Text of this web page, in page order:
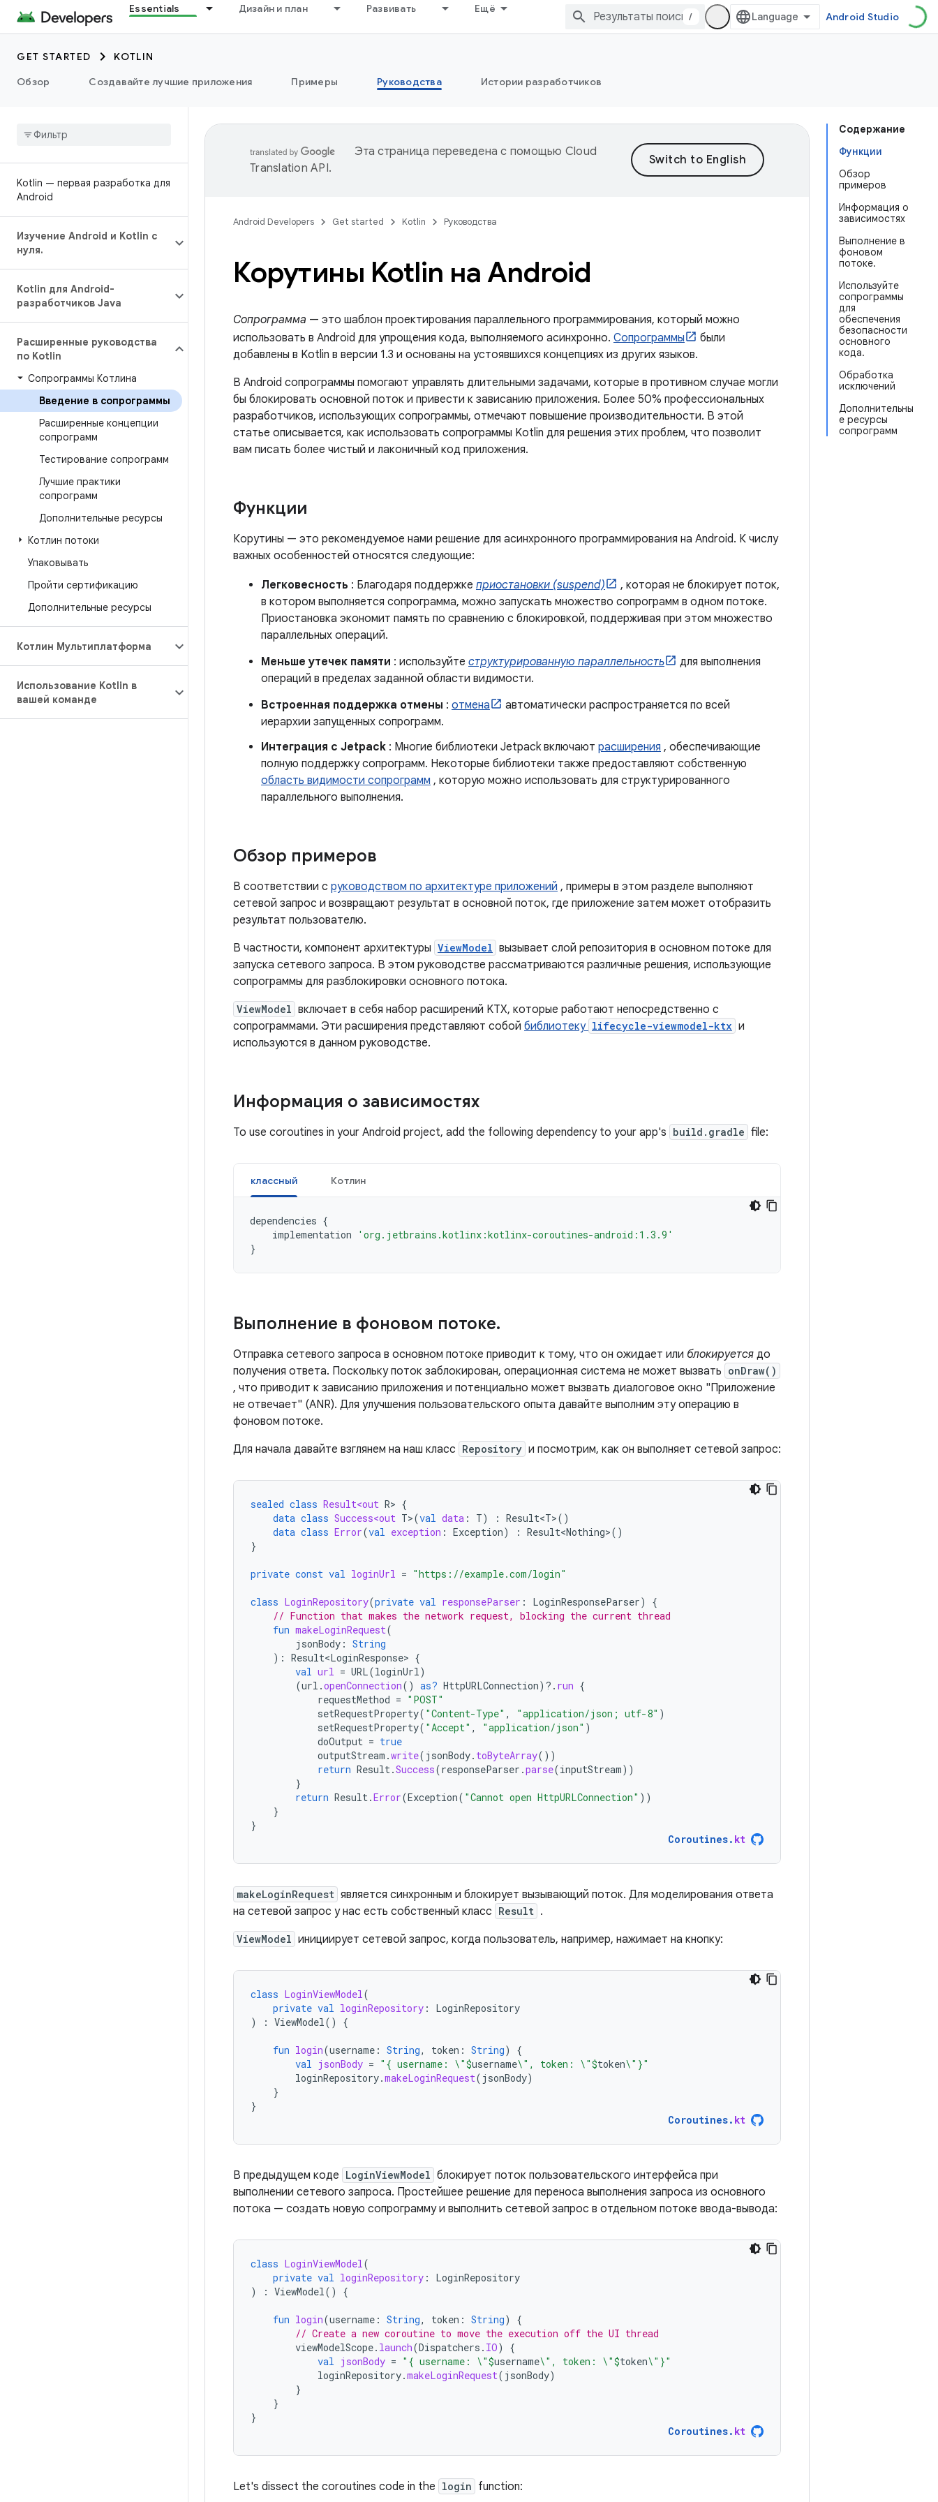
Essentials Дизайн и план Развивать Ещё
/ Android Studio
GET STARTED
KOTLIN
Обзор
Создавайте лучшие приложения Примеры Руководства Истории разработчиков
Kotlin — первая разработка для
Android
Изучение Android и Kotlin с
нуля.
Kotlin для Android-
разработчиков Java
Расширенные руководства
по Kotlin
Сопрограммы Котлина
Введение в сопрограммы
Расширенные концепции
сопрограмм
Тестирование сопрограмм
Лучшие практики
сопрограмм
Дополнительные ресурсы
Котлин потоки
Упаковывать
Пройти сертификацию
Дополнительные ресурсы
Котлин Мультиплатформа
Использование Kotlin в
вашей команде
Содержание
Функции
Обзор
примеров
Информация о
зависимостях
Выполнение в
фоновом
потоке.
Используйте
сопрограммы
для
обеспечения
безопасности
основного
кода.
Обработка
исключений
Дополнительны
е ресурсы
сопрограмм
Эта страница переведена с помощью Cloud
Translation API.
Android Developers Get started Kotlin Руководства
Корутины Kotlin на Android
Сопрограмма — это шаблон проектирования параллельного программирования, который можно
использовать в Android для упрощения кода, выполняемого асинхронно. Сопрограммы
были
добавлены в Kotlin в версии 1.3 и основаны на устоявшихся концепциях из других языков.
В Android сопрограммы помогают управлять длительными задачами, которые в противном случае могли
бы блокировать основной поток и привести к зависанию приложения. Более 50% профессиональных
разработчиков, использующих сопрограммы, отмечают повышение производительности. В этой
статье описывается, как использовать сопрограммы Kotlin для решения этих проблем, что позволит
вам писать более чистый и лаконичный код приложения.
Функции
Корутины — это рекомендуемое нами решение для асинхронного программирования на Android. К числу
важных особенностей относятся следующие:
Легковесность : Благодаря поддержке приостановки (suspend)
, которая не блокирует поток,
в котором выполняется сопрограмма, можно запускать множество сопрограмм в одном потоке.
Приостановка экономит память по сравнению с блокировкой, поддерживая при этом множество
параллельных операций.
Меньше утечек памяти : используйте структурированную параллельность
для выполнения
операций в пределах заданной области видимости.
Встроенная поддержка отмены : отмена
автоматически распространяется по всей
иерархии запущенных сопрограмм.
Интеграция с Jetpack : Многие библиотеки Jetpack включают расширения , обеспечивающие
полную поддержку сопрограмм. Некоторые библиотеки также предоставляют собственную
область видимости сопрограмм , которую можно использовать для структурированного
параллельного выполнения.
Обзор примеров
В соответствии с руководством по архитектуре приложений , примеры в этом разделе выполняют
сетевой запрос и возвращают результат в основной поток, где приложение затем может отобразить
результат пользователю.
В частности, компонент архитектуры ViewModel вызывает слой репозитория в основном потоке для
запуска сетевого запроса. В этом руководстве рассматриваются различные решения, использующие
сопрограммы для разблокировки основного потока.
ViewModel включает в себя набор расширений KTX, которые работают непосредственно с
сопрограммами. Эти расширения представляют собой библиотеку lifecycle-viewmodel-ktx и
используются в данном руководстве.
Информация о зависимостях
To use coroutines in your Android project, add the following dependency to your app's build.gradle file:
классный Котлин
dependencies {
implementation
'org.jetbrains.kotlinx:kotlinx-coroutines-android:1.3.9'
}
Выполнение в фоновом потоке.
Отправка сетевого запроса в основном потоке приводит к тому, что он ожидает или блокируется до
получения ответа. Поскольку поток заблокирован, операционная система не может вызвать onDraw()
, что приводит к зависанию приложения и потенциально может вызвать диалоговое окно "Приложение
не отвечает" (ANR). Для улучшения пользовательского опыта давайте выполним эту операцию в
фоновом потоке.
Для начала давайте взглянем на наш класс Repository и посмотрим, как он выполняет сетевой запрос:
sealed class Result<out R> {
data class Success<out T>(val data : T) : Result<T>()
data class Error(val exception : Exception) : Result<Nothing>()
}
private const val loginUrl = "https://example.com/login"
class LoginRepository(private val responseParser : LoginResponseParser)
{
// Function that makes the network request, blocking the current thread
fun makeLoginRequest(
jsonBody : String
): Result<LoginResponse> {
val url = URL(loginUrl)
(url .openConnection() as? HttpURLConnection) ?. run {
requestMethod = "POST"
setRequestProperty( "Content-Type" , "application/json; utf-8" )
setRequestProperty( "Accept" , "application/json" )
doOutput = true
outputStream .write( jsonBody. toByteArray())
return Result.Success(responseParser .parse(inputStream))
}
return Result.Error(Exception( "Cannot open HttpURLConnection" ))
}
}
Coroutines. kt
makeLoginRequest является синхронным и блокирует вызывающий поток. Для моделирования ответа
на сетевой запрос у нас есть собственный класс Result .
ViewModel инициирует сетевой запрос, когда пользователь, например, нажимает на кнопку:
class LoginViewModel(
private val loginRepository :
LoginRepository
)
: ViewModel() {
fun login(username : String, token : String)
{
val jsonBody = "{ username: \"$username\", token: \"$token\"}"
loginRepository.makeLoginRequest( jsonBody)
}
}
Coroutines. kt
В предыдущем коде LoginViewModel блокирует поток пользовательского интерфейса при
выполнении сетевого запроса. Простейшее решение для переноса выполнения запроса из основного
потока — создать новую сопрограмму и выполнить сетевой запрос в отдельном потоке ввода-вывода:
class LoginViewModel(
private val loginRepository :
LoginRepository
)
: ViewModel() {
fun login(username : String, token : String)
{
// Create a new coroutine to move the execution off the UI thread
viewModelScope. launch(Dispatchers . IO)
{
val jsonBody = "{ username: \"$username\", token: \"$token\"}"
loginRepository.makeLoginRequest( jsonBody)
}
}
}
Coroutines. kt
Let's dissect the coroutines code in the login function: